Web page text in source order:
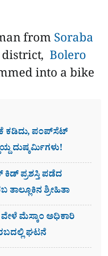
from Soraba
Bolero
into a bike
ಕಡಿದು, ಪಂಪ್​ಸೆಟ್​
ದುಷ್ಕರ್ಮಿಗಳು!
ಪ್ರಶಸ್ತಿ ಪಡೆದ
ತಾಲ್ಲೂಕಿನ ಶ್ರೀಹಿತಾ
ಮೆಸ್ಕಾಂ ಅಧಿಕಾರಿ
ಘಟನೆ